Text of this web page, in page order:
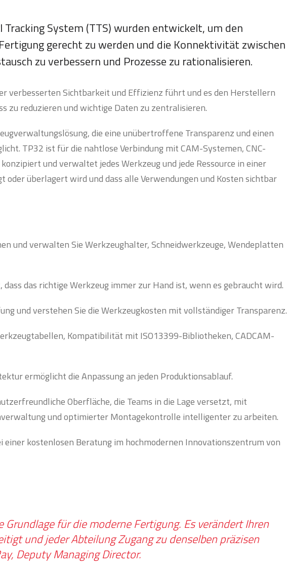
System (TTS) wurden entwickelt, um den
gerecht zu werden und die Konnektivität zwischen
zu verbessern und Prozesse zu rationalisieren.
verbesserten Sichtbarkeit und Effizienz führt und es den Herstellern
zu reduzieren und wichtige Daten zu zentralisieren.
die eine unübertroffene Transparenz und einen
TP32 ist für die nahtlose Verbindung mit CAM-Systemen, CNC-
und verwaltet jedes Werkzeug und jede Ressource in einer
oder überlagert wird und dass alle Verwendungen und Kosten sichtbar
und verwalten Sie Werkzeughalter, Schneidwerkzeuge, Wendeplatten
das richtige Werkzeug immer zur Hand ist, wenn es gebraucht wird.
und verstehen Sie die Werkzeugkosten mit vollständiger Transparenz.
Kompatibilität mit ISO13399-Bibliotheken, CADCAM-
ermöglicht die Anpassung an jeden Produktionsablauf.
Oberfläche, die Teams in die Lage versetzt, mit
und optimierter Montagekontrolle intelligenter zu arbeiten.
einer kostenlosen Beratung im hochmodernen Innovationszentrum von
für die moderne Fertigung. Es verändert Ihren
und jeder Abteilung Zugang zu denselben präzisen
Deputy Managing Director.